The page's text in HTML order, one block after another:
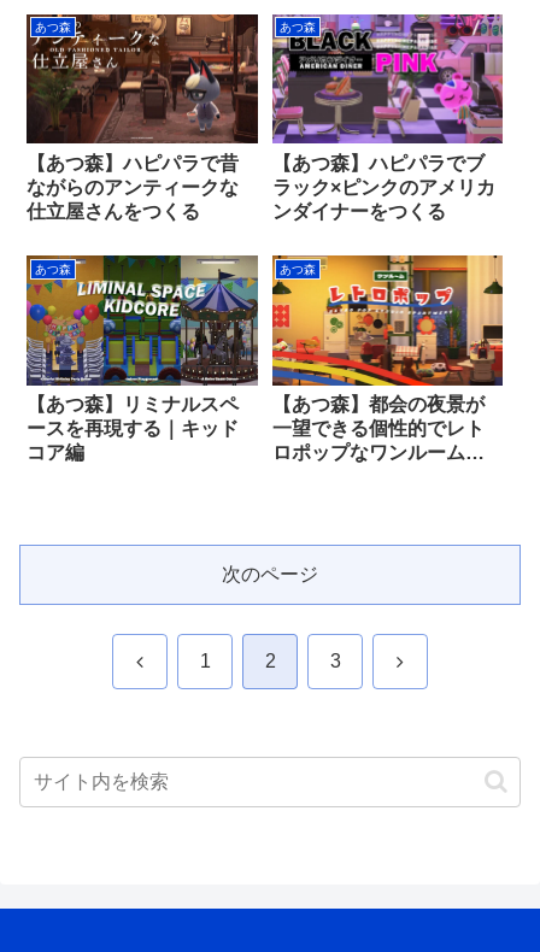
あつ森
【あつ森】ハピパラで昔
ながらのアンティークな
仕立屋さんをつくる
あつ森
【あつ森】ハピパラでブ
ラック×ピンクのアメリカ
ンダイナーをつくる
あつ森
【あつ森】リミナルスペ
ースを再現する｜キッド
コア編
あつ森
【あつ森】都会の夜景が
一望できる個性的でレト
ロポップなワンルームを
次のページ
前 1 2 3 次